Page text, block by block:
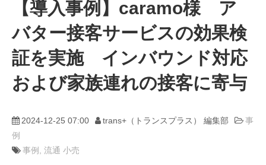
動画
trans-DXプロデューサー
【導入事例】caramo様 ア
バター接客サービスの効果検
証を実施 インバウンド対応
および家族連れの接客に寄与
2024-12-25 07:00 trans+（トランスプラス） 編集部
事
例
事例
流通 小売